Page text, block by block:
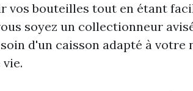
vos bouteilles tout en étant
soyez un collectionneur
d'un caisson adapté à votre